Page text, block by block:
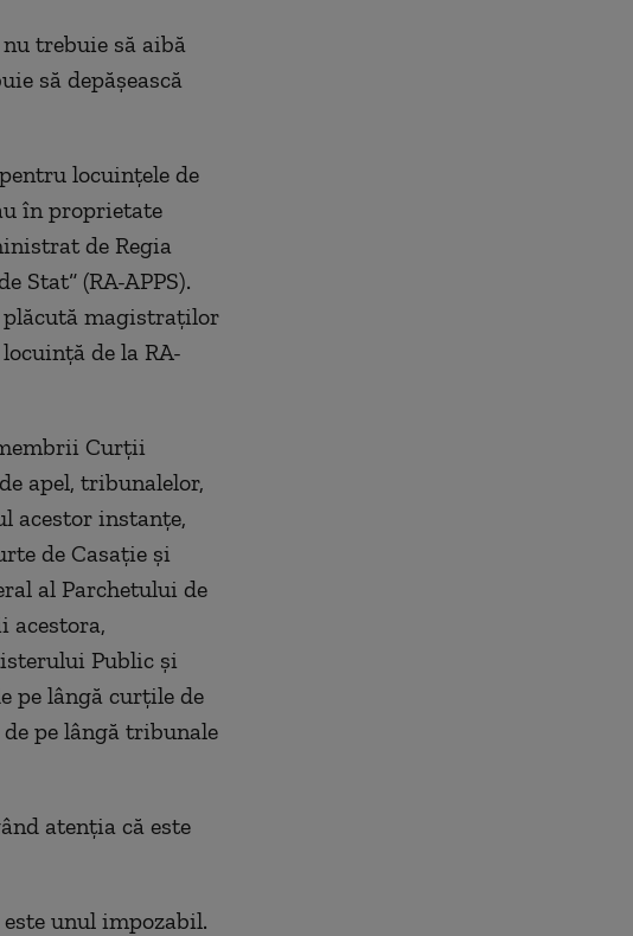
trebuie să aibă
să depăşească
locuinţele de
în proprietate
de Regia
Stat“ (RA-APPS).
plăcută magistraţilor
de la RA-
Curţii
apel, tribunalelor,
acestor instanţe,
de Casaţie şi
al Parchetului de
acestora,
Public şi
pe lângă curţile de
pe lângă tribunale
atenţia că este
unul impozabil.